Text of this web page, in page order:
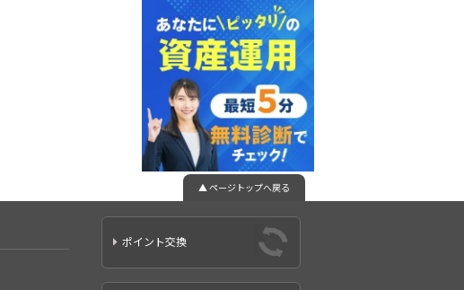
▲ ページトップへ戻る
ポイント交換